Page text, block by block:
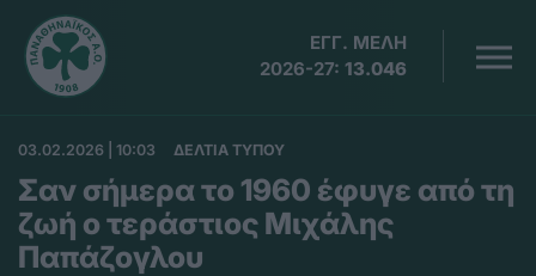
ΕΓΓ. ΜΕΛΗ
2026-27: 13.046
03.02.2026 | 10:03 ΔΕΛΤΙΑ ΤΥΠΟΥ
Σαν σήμερα το 1960 έφυγε από τη
ζωή ο τεράστιος Μιχάλης
Παπάζογλου